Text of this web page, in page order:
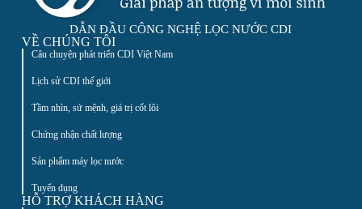
DẪN ĐẦU CÔNG NGHỆ LỌC NƯỚC CDI
VỀ CHÚNG TÔI
Câu chuyện phát triển CDI Việt Nam
Lịch sử CDI thế giới
Tầm nhìn, sứ mệnh, giá trị cốt lõi
Chứng nhận chất lượng
Sản phẩm máy lọc nước
Tuyển dụng
HỖ TRỢ KHÁCH HÀNG